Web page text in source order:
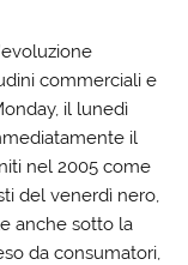
commerciali e
il lunedì
il
nel 2005 come
del venerdì nero,
anche sotto la
da consumatori,